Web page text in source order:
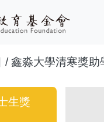
/ 鑫淼大學清寒獎助
生獎